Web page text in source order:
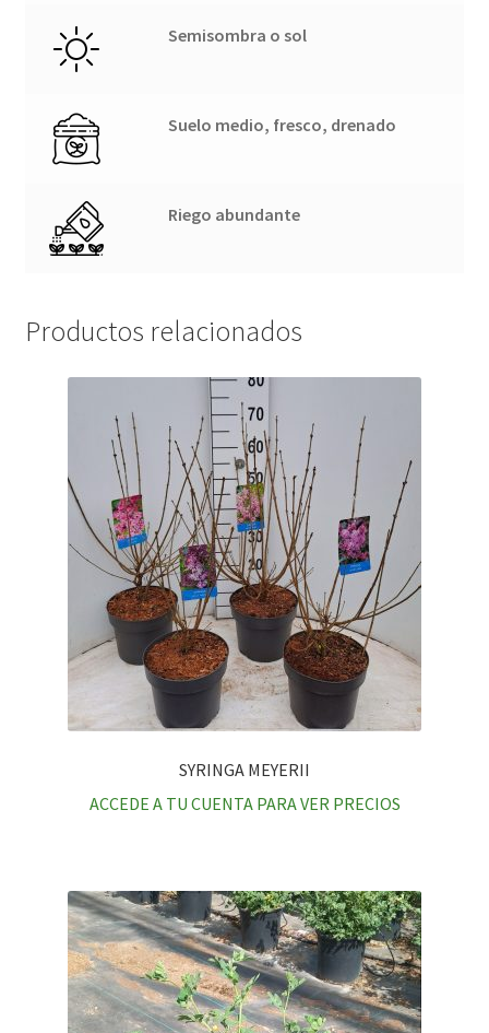
Semisombra o sol
Suelo medio, fresco, drenado
Riego abundante
Productos relacionados
SYRINGA MEYERII
ACCEDE A TU CUENTA PARA VER PRECIOS